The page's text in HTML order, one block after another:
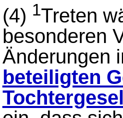
(4) 1Treten
besonderen
Änderungen
beteiligten